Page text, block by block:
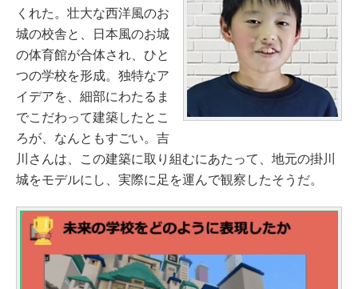
くれた。壮大な西洋風のお
城の校舎と、日本風のお城
の体育館が合体され、ひと
つの学校を形成。独特なア
イデアを、細部にわたるま
でこだわって建築したとこ
ろが、なんともすごい。吉
川さんは、この建築に取り組むにあたって、地元の掛川
城をモデルにし、実際に足を運んで観察したそうだ。